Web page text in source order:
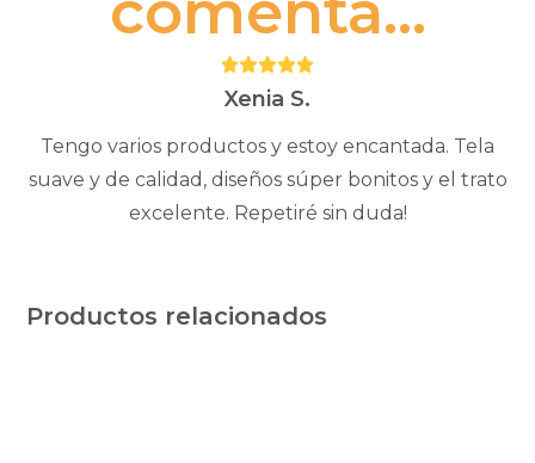
Puntuación:
5Xenia S.
Tengo varios productos y estoy encantada. Tela
suave y de calidad, diseños súper bonitos y el trato
excelente. Repetiré sin duda!
Productos relacionados